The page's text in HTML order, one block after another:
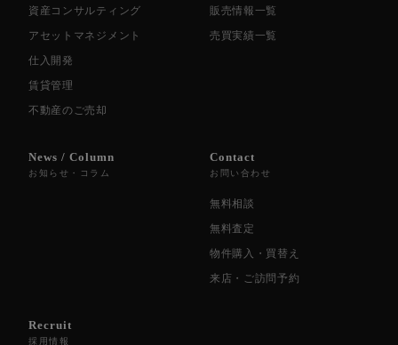
資産コンサルティング
アセットマネジメント
仕入開発
賃貸管理
不動産のご売却
販売情報一覧
売買実績一覧
News / Column
お知らせ・コラム
Contact
お問い合わせ
無料相談
無料査定
物件購入・買替え
来店・ご訪問予約
Recruit
採用情報